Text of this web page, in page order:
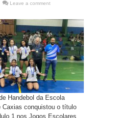
Leave a comment
Handebol da Escola
Caxias conquistou o título
1 nos Jogos Escolares